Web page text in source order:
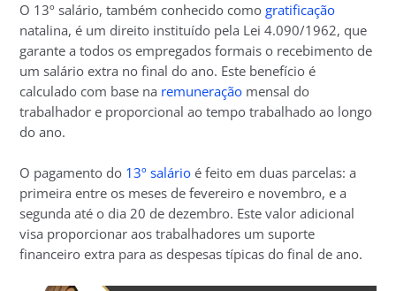
O 13º salário, também conhecido comogratificação
natalina, é um direito instituído pela Lei 4.090/1962, que
garante a todos os empregados formais o recebimento de
um salário extra no final do ano. Este benefício é
calculado com base na remuneração mensal do
trabalhador e proporcional ao tempo trabalhado ao longo
do ano.
O pagamento do 13º salário é feito em duas parcelas: a
primeira entre os meses de fevereiro e novembro, e a
segunda até o dia 20 de dezembro. Este valor adicional
visa proporcionar aos trabalhadores um suporte
financeiro extra para as despesas típicas do final de ano.